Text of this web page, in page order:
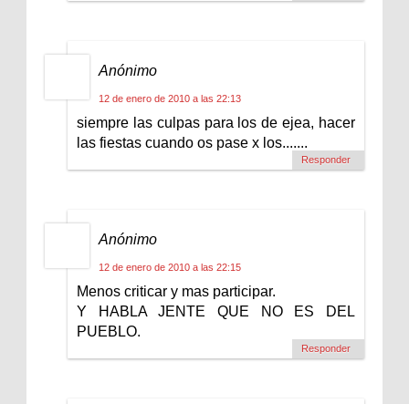
Anónimo
12 de enero de 2010 a las 22:13
siempre las culpas para los de ejea, hacer
las fiestas cuando os pase x los.......
Responder
Anónimo
12 de enero de 2010 a las 22:15
Menos criticar y mas participar.
Y HABLA JENTE QUE NO ES DEL
PUEBLO.
Responder